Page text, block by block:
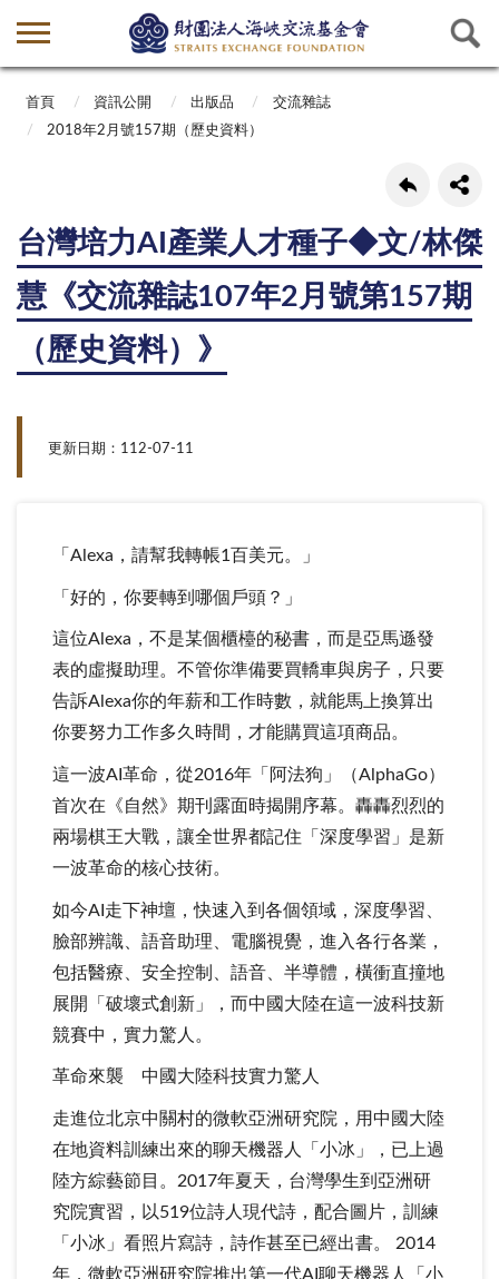
首頁 資訊公開 出版品
交流雜誌
2018年2月號157期（歷史資料）
台灣培力AI產業人才種子◆文/林傑
慧《交流雜誌107年2月號第157期
（歷史資料）》
更新日期：112-07-11
「Alexa，請幫我轉帳1百美元。」
「好的，你要轉到哪個戶頭？」
這位Alexa，不是某個櫃檯的秘書，而是亞馬遜發
表的虛擬助理。不管你準備要買轎車與房子，只要
告訴Alexa你的年薪和工作時數，就能馬上換算出
你要努力工作多久時間，才能購買這項商品。
這一波AI革命，從2016年「阿法狗」（AlphaGo）
首次在《自然》期刊露面時揭開序幕。轟轟烈烈的
兩場棋王大戰，讓全世界都記住「深度學習」是新
一波革命的核心技術。
如今AI走下神壇，快速入到各個領域，深度學習、
臉部辨識、語音助理、電腦視覺，進入各行各業，
包括醫療、安全控制、語音、半導體，橫衝直撞地
展開「破壞式創新」，而中國大陸在這一波科技新
競賽中，實力驚人。
革命來襲 中國大陸科技實力驚人
走進位北京中關村的微軟亞洲研究院，用中國大陸
在地資料訓練出來的聊天機器人「小冰」，已上過
陸方綜藝節目。2017年夏天，台灣學生到亞洲研
究院實習，以519位詩人現代詩，配合圖片，訓練
「小冰」看照片寫詩，詩作甚至已經出書。 2014
年，微軟亞洲研究院推出第一代AI聊天機器人「小